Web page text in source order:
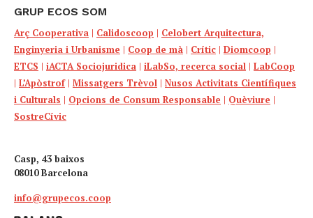
GRUP ECOS SOM
Arç Cooperativa | Calidoscoop | Celobert Arquitectura,
Enginyeria i Urbanisme | Coop de mà | Crític | Diomcoop |
ETCS | iACTA Sociojuridica | iLabSo, recerca social | LabCoop
| L’Apòstrof| Missatgers Trèvol | Nusos Activitats Científiques
i Culturals | Opcions de Consum Responsable | Quèviure |
SostreCívic
Casp, 43 baixos
08010 Barcelona
info@grupecos.coop